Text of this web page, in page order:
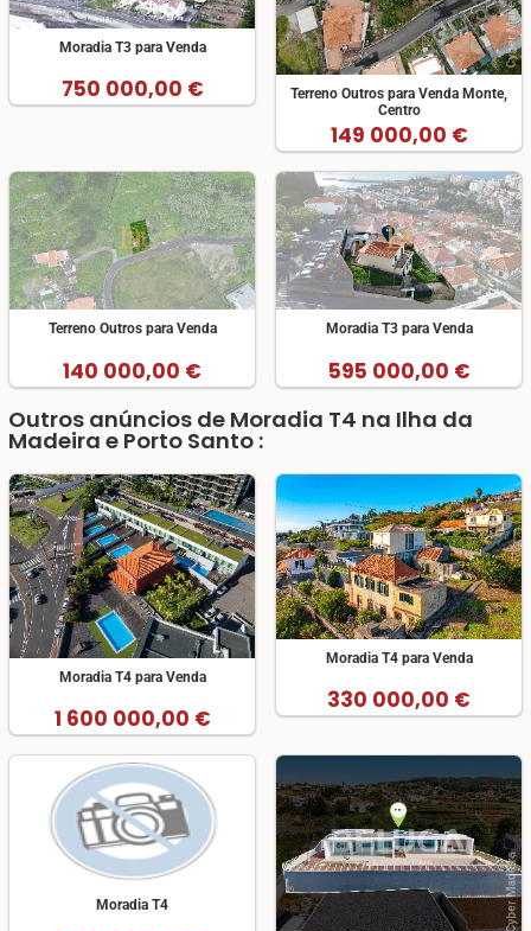
Moradia T3 para Venda
750 000,00 €
Terreno Outros para Venda Monte,
Centro
149 000,00 €
Terreno Outros para Venda
140 000,00 €
Moradia T3 para Venda
595 000,00 €
Outros anúncios de Moradia T4 na Ilha da
Madeira e Porto Santo :
Moradia T4 para Venda
1 600 000,00 €
Moradia T4 para Venda
330 000,00 €
Moradia T4